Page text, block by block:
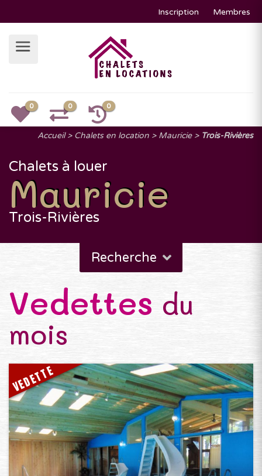
Inscription Membres
0 0 0
Accueil Chalets en location Mauricie Trois-Rivières
Chalets à louer
Mauricie
Trois-Rivières
Recherche
Vedettes du
mois
VEDETTE